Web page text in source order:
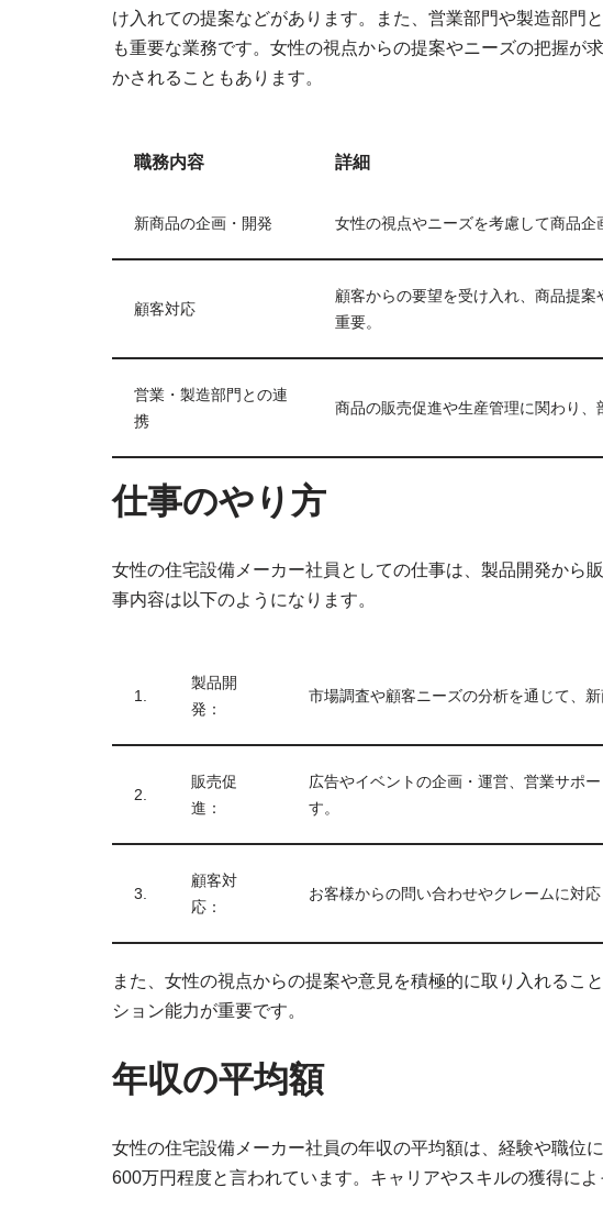
け入れての提案などがあります。また、営業部門や製造部門
も重要な業務です。女性の視点からの提案やニーズの把握が
かされることもあります。
職務内容 詳細
新商品の企画・開発 女性の視点やニーズを考慮して商品企
顧客対応
顧客からの要望を受け入れ、商品提
重要。
営業・製造部門との連
携
商品の販売促進や生産管理に関わり、
仕事のやり方
女性の住宅設備メーカー社員としての仕事は、製品開発から
事内容は以下のようになります。
1.
製品開
発：
市場調査や顧客ニーズの分析を通じて、
2.
販売促
進：
広告やイベントの企画・運営、営業サポ
す。
3.
顧客対
応：
お客様からの問い合わせやクレームに対
また、女性の視点からの提案や意見を積極的に取り入れるこ
ション能力が重要です。
年収の平均額
女性の住宅設備メーカー社員の年収の平均額は、経験や職位
600万円程度と言われています。キャリアやスキルの獲得に